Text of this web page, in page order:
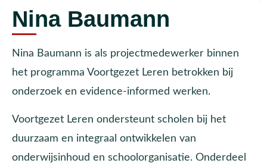
Nina Baumann
Nina Baumann is als projectmedewerker binnen
het programma Voortgezet Leren betrokken bij
onderzoek en evidence-informed werken.
Voortgezet Leren ondersteunt scholen bij het
duurzaam en integraal ontwikkelen van
onderwijsinhoud en schoolorganisatie. Onderdeel